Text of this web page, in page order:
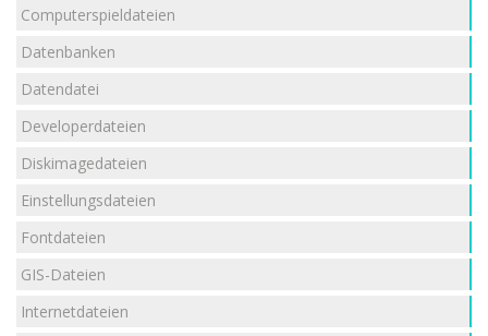
Computerspieldateien
Datenbanken
Datendatei
Developerdateien
Diskimagedateien
Einstellungsdateien
Fontdateien
GIS-Dateien
Internetdateien